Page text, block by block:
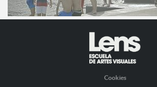
Cookies